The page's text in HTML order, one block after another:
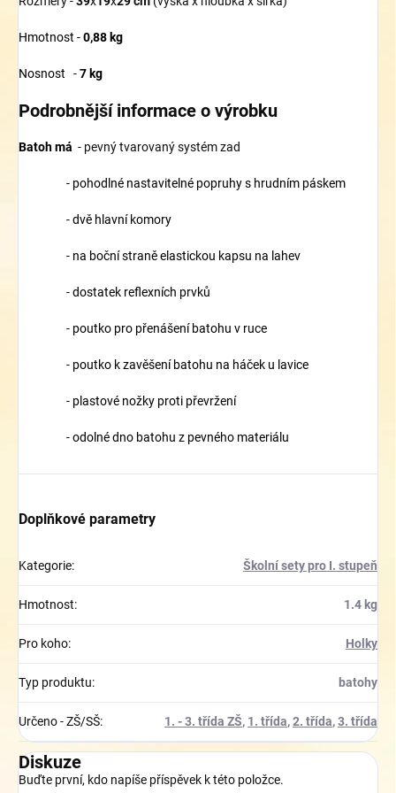
Hmotnost -0,88 kg
Nosnost -7 kg
Podrobnější informace o výrobku
Batoh má - pevný tvarovaný systém zad
- pohodlné nastavitelné popruhy s hrudním páskem
- dvě hlavní komory
- na boční straně elastickou kapsu na lahev
- dostatek reflexních prvků
- poutko pro přenášení batohu v ruce
- poutko k zavěšení batohu na háček u lavice
- plastové nožky proti převržení
- odolné dno batohu z pevného materiálu
Doplňkové parametry
Kategorie: Školní sety pro I. stupeň
Hmotnost: 1.4 kg
Pro koho: Holky
Typ produktu: batohy
Určeno - ZŠ/SŠ: 1. - 3. třída ZŠ, 1. třída,2. třída,3. třída
Diskuze
Buďte první, kdo napíše příspěvek k této položce.